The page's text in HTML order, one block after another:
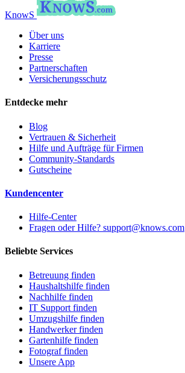
KnowS
Über uns
Karriere
Presse
Partnerschaften
Versicherungsschutz
Entdecke mehr
Blog
Vertrauen & Sicherheit
Hilfe und Aufträge für Firmen
Community-Standards
Gutscheine
Kundencenter
Hilfe-Center
Fragen oder Hilfe? support@knows.com
Beliebte Services
Betreuung finden
Haushaltshilfe finden
Nachhilfe finden
IT Support finden
Umzugshilfe finden
Handwerker finden
Gartenhilfe finden
Fotograf finden
Unsere App